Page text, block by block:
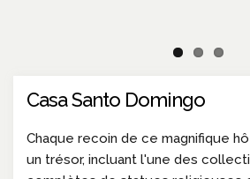
Casa Santo Domingo
Chaque recoin de ce magnifique
un trésor, incluant l'une des